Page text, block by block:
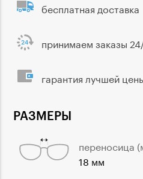
РАЗМЕРЫ
переносица
18 мм
бесплатная доставка
принимаем заказы
гарантия лучшей